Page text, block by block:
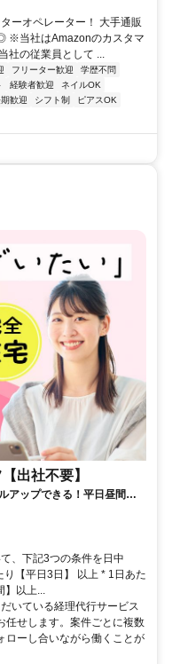
ーオペレーター！ 大手通販
※当社はAmazonのカスタマ
社の従業員として ...
フリーター歓迎
学歴不問
経験者歓迎
ネイルOK
歓迎 シフト制
ピアスOK
出社不要】
アップできる！平日昼間３h
、下記3つの条件を日中
り【平日3日】 以上 * 1日あた
】以上...
いている経理代行サービス
任せします。案件ごとに複数
ローし合いながら働くことが